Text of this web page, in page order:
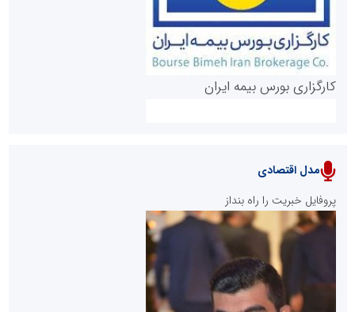
پایگاه خبری نهضت ملی مسکن
کارگزاری بورس بیمه ایران
سازمان بورس و اوراق بهادار
مدل اقتصادی
پروفایل خبریت را راه بنداز